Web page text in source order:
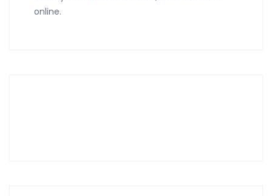
online.